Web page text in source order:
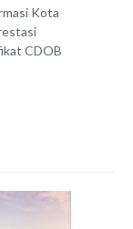
Kota
CDOB